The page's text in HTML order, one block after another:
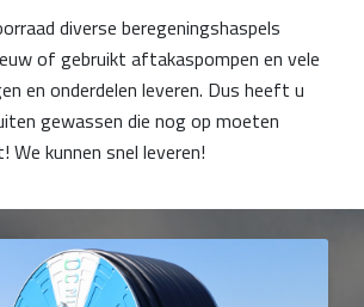
diverse beregeningshaspels
of gebruikt aftakaspompen en vele
en onderdelen leveren. Dus heeft u
gewassen die nog op moeten
We kunnen snel leveren!